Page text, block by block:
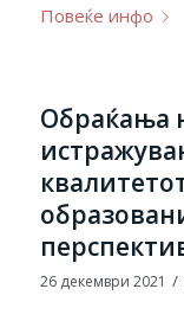
Повеќе инфо
Обраќања
26 декември 2021 /